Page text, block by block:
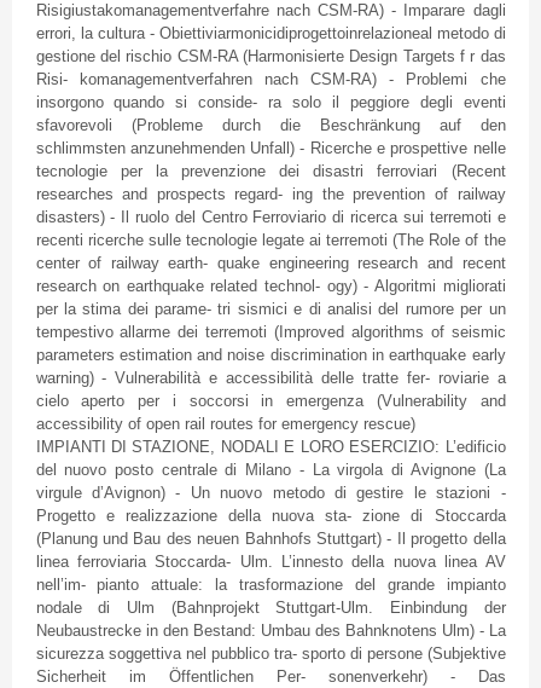
Risigiustakomanagementverfahre nach CSM-RA) - Imparare dagli
errori, la cultura- Obiettiviarmonicidiprogettoinrelazioneal metodo di
gestionedel rischio CSM-RA(HarmonisierteDesign Targets f r das
Risi- komanagementverfahren nach CSM-RA) - Problemi
che
insorgono quando si conside- rasolo il peggiore degli
eventi
sfavorevoli (Probleme durchdie Beschränkung aufden
schlimmsten anzunehmenden Unfall) - Ricercheeprospettive nelle
tecnologieper la prevenzione dei disastri ferroviari (Recent
researches and prospects regard- ing the prevention of railway
disasters) - Il ruolodel Centro Ferroviario di ricerca sui terremoti e
recenti ricerche sulle tecnologielegateai terremoti (The Role of the
center of railway earth- quake engineering research and recent
research on earthquake related technol - ogy) - Algoritmi migliorati
per lastima dei parame- tri sismici e di analisi del rumoreper un
tempestivo allarme dei terremoti (Improved algorithms of seismic
parameters estimation and noise discrimination in earthquake early
warning) -Vulnerabilitàeaccessibilità delle tratte fer- roviariea
cielo
aperto per i soccorsi in emergenza(Vulnerability and
accessibility of open rail routes for emergency rescue)
IMPIANTI
DISTAZIONE, NODALI E LORO ESERCIZIO: L’edificio
del nuovo posto centrale di Milano - Lavirgola di Avignone(La
virgule d’Avignon) - Un nuovo metodo di gestire lestazioni -
Progettoe realizzazione della nuova sta-zione di
Stoccarda
(Planungund Bau des neuen Bahnhofs Stuttgart) - Ilprogetto della
linea ferroviaria Stoccarda- Ulm. L’innesto della nuova lineaAV
nell’im-pianto attuale: la trasformazionedel grande
impianto
nodale
di Ulm (Bahnprojekt Stuttgart-Ulm. Einbindung
der
Neubaustreckein den Bestand: Umbaudes Bahnknotens Ulm) - La
sicurezza soggettiva nel pubblico tra- sporto di persone(Subjektive
Sicherheit
im ÖffentlichenPer- sonenverkehr) - Das